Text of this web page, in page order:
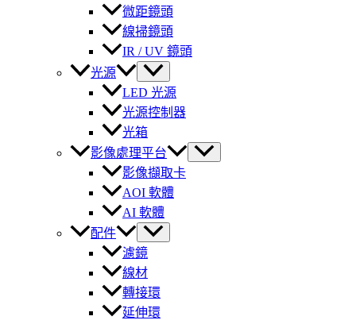
微距鏡頭
線掃鏡頭
IR / UV 鏡頭
光源
LED 光源
光源控制器
光箱
影像處理平台
影像擷取卡
AOI 軟體
AI 軟體
配件
濾鏡
線材
轉接環
延伸環